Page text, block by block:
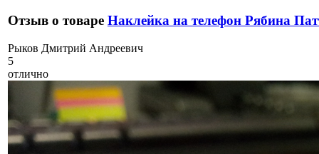
Отзыв о товаре Наклейка на телефон Рябина
Рыков Дмитрий Андреевич
5
отлично